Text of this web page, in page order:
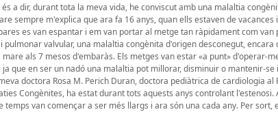
a dir, durant tota la meva vida, he conviscut amb una malaltia
sempre m'explica que ara fa 16 anys, quan ells estaven de
es van espantar i em van portar al metge tan ràpidament com van
pulmonar valvular, una malaltia congènita d'origen desconegut,
als 7 mesos d'embaràs. Els metges van estar «a punt» d'operar-
que en ser un nadó una malaltia pot millorar, disminuir o mantenir-
doctora Rosa M. Perich Duran, doctora pediàtrica de cardiologia al
Congènites, ha estat durant tots aquests anys controlant
temps van començar a ser més llargs i ara són una cada any. Per